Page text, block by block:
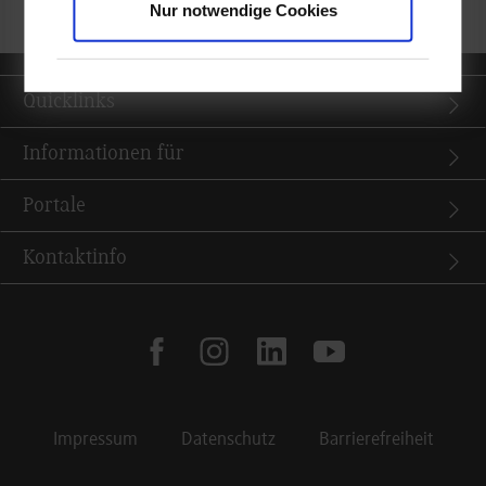
Nur notwendige Cookies
Quicklinks
Informationen für
Portale
Kontaktinfo
facebookinstagramlinkedinyoutube
Impressum Datenschutz Barrierefreiheit